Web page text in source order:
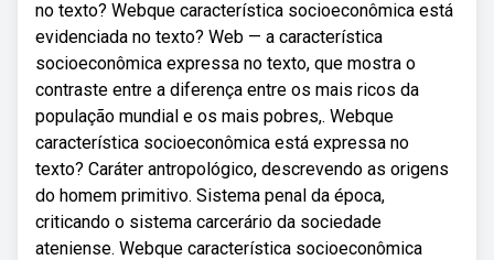
no texto? Webque característica socioeconômica está
evidenciada no texto? Web — a característica
socioeconômica expressa no texto, que mostra o
contraste entre a diferença entre os mais ricos da
população mundial e os mais pobres,. Webque
característica socioeconômica está expressa no
texto? Caráter antropológico, descrevendo as origens
do homem primitivo. Sistema penal da época,
criticando o sistema carcerário da sociedade
ateniense. Webque característica socioeconômica